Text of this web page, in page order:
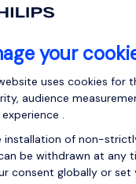
8 ans au sein d’un
parcours solide en
volontaire, il peinait à
son expérience,
vie plus sain.
avec notre
visés ne